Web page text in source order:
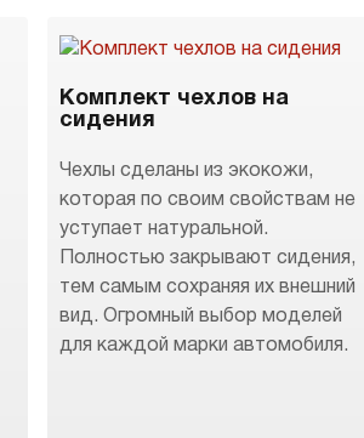
Комплект чехлов на
сидения
Чехлы сделаны из экокожи,
которая по своим свойствам не
уступает натуральной.
Полностью закрывают сидения,
тем самым сохраняя их внешний
вид. Огромный выбор моделей
для каждой марки автомобиля.